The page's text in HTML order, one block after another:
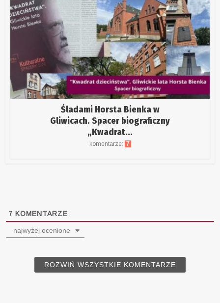
Śladami Horsta Bienka w
Gliwicach. Spacer biograficzny
„Kwadrat...
komentarze: 7
7 KOMENTARZE
najwyżej ocenione
ROZWIŃ WSZYSTKIE KOMENTARZE